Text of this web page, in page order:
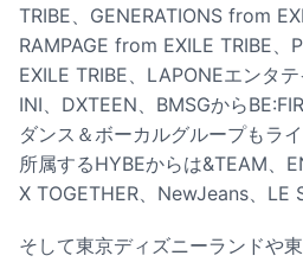
TRIBE、GENERATIONS from
RAMPAGE from EXILE TRIBE、
EXILE TRIBE、LAPONEエンタテ
INI、DXTEEN、BMSGから
ダンス＆ボーカルグループもラ
所属するHYBEからは&TEAM、
X TOGETHER、NewJeans、LE
そして東京ディズニーランドや